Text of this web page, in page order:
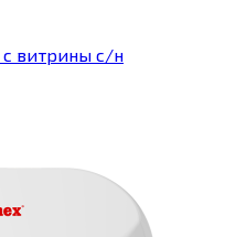
с витрины с/н